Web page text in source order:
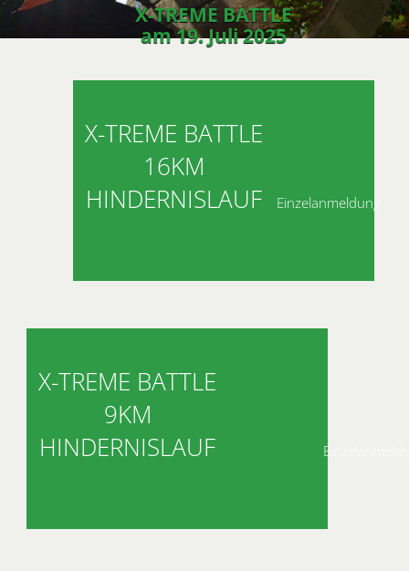
X-TREME BATTLE
am 19. Juli 2025
X-TREME BATTLE
16KM
HINDERNISLAUF
X-TREME BATTLE
9KM
HINDERNISLAUF
Einzelanmeldung